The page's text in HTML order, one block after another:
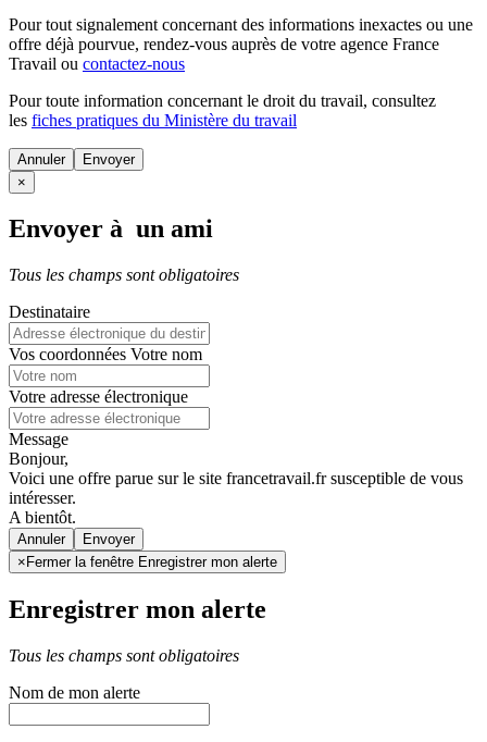
Pour tout signalement concernant des informations inexactes ou une
offre déjà pourvue, rendez-vous auprès de votre agence France
Travail ou contactez-nous
Pour toute information concernant le droit du travail, consultez
les fiches pratiques du Ministère du travail
Annuler
×
Envoyer à un ami
Tous les champs sont obligatoires
Destinataire
Vos coordonnées Votre nom
Votre adresse électronique
Message
Bonjour,
Voici une offre parue sur le site francetravail.fr susceptible de vous
intéresser.
A bientôt.
Annuler
× Fermer la fenêtre Enregistrer mon alerte
Enregistrer mon alerte
Tous les champs sont obligatoires
Nom de mon alerte